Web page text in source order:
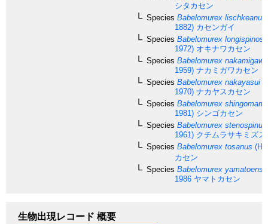
シタカセン
Species Babelomurex lischkeanus
1882) カセンガイ
Species Babelomurex
1972) オキナワカセン
Species Babelomurex
1959) ナカミガワカセン
Species Babelomurex nakayasui
1970) ナカヤスカセン
Species Babelomurex
1981) シンゴカセン
Species Babelomurex stenospinus
1961) クチムラサキミズス
Species Babelomurex tosanus
カセン
Species Babelomurex
1986 ヤマトカセン
生物出現レコード 概要